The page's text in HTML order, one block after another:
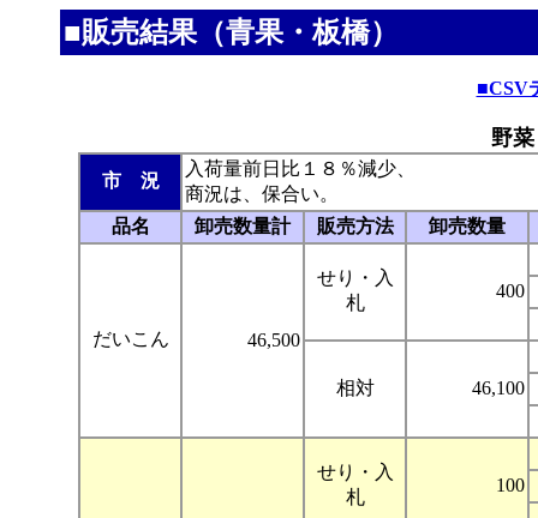
■販売結果（青果・板橋）
■CSV
野
市 況
入荷量前日比１８％減少、
商況は、保合い。
品名
卸売数量計 販売方法 卸売数量
だいこん 46,500
せり・入
札
400
相対 46,100
せり・入
札
100